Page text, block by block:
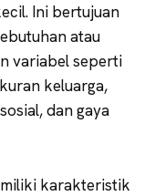
Ini bertujuan
atau
variabel seperti
keluarga,
dan gaya
karakteristik